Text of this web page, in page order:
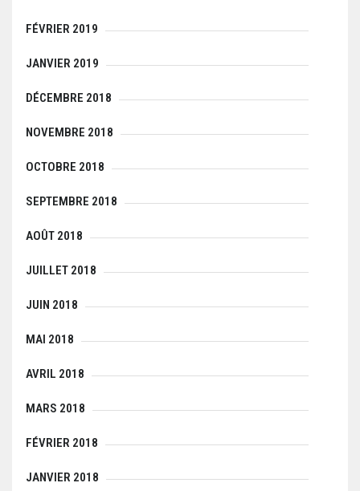
FÉVRIER 2019
JANVIER 2019
DÉCEMBRE 2018
NOVEMBRE 2018
OCTOBRE 2018
SEPTEMBRE 2018
AOÛT 2018
JUILLET 2018
JUIN 2018
MAI 2018
AVRIL 2018
MARS 2018
FÉVRIER 2018
JANVIER 2018